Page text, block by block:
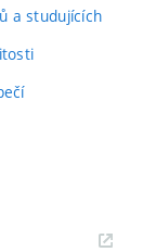
a studujících